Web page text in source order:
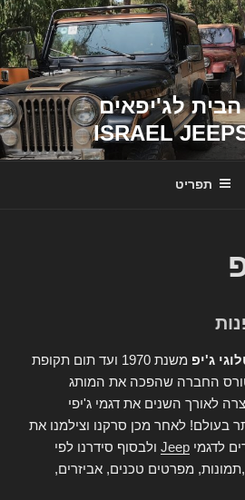
לג'יפאים
תפריט
ג'יפ
משנת 1970 ועד תום תקופת
החברה שהפכה את המותג
לאורך השנים את דגמי ג'יפי
בעולם! לאחר מכן סרקנו וצילמנו את
לדגמי Jeep ולבסוף סידרנו לפי
מפרטים טכנים, אביזרים,